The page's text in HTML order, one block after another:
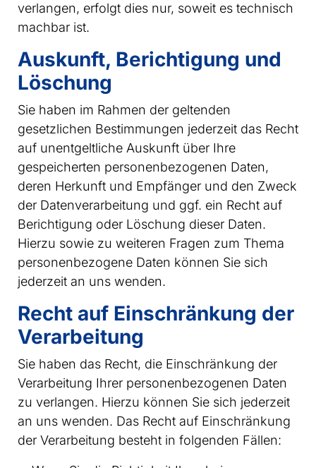
verlangen, erfolgt dies nur, soweit es technisch
machbar ist.
Auskunft, Berichtigung und
Löschung
Sie haben im Rahmen der geltenden
gesetzlichen Bestimmungen jederzeit das Recht
auf unentgeltliche Auskunft über Ihre
gespeicherten personenbezogenen Daten,
deren Herkunft und Empfänger und den Zweck
der Datenverarbeitung und ggf. ein Recht auf
Berichtigung oder Löschung dieser Daten.
Hierzu sowie zu weiteren Fragen zum Thema
personenbezogene Daten können Sie sich
jederzeit an uns wenden.
Recht auf Einschränkung der
Verarbeitung
Sie haben das Recht, die Einschränkung der
Verarbeitung Ihrer personenbezogenen Daten
zu verlangen. Hierzu können Sie sich jederzeit
an uns wenden. Das Recht auf Einschränkung
der Verarbeitung besteht in folgenden Fällen: